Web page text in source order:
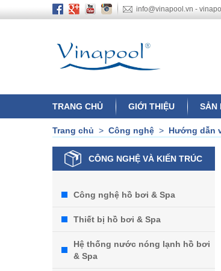
info@vinapool.vn -
TRANG CHỦ GIỚI THIỆU SẢN
Trang chủ > Công nghệ > Hướng dẫn
CÔNG NGHỆ VÀ KIẾN TRÚC
Công nghệ hồ bơi & Spa
Thiết bị hồ bơi & Spa
Hệ thống nước nóng lạnh hồ bơi
& Spa